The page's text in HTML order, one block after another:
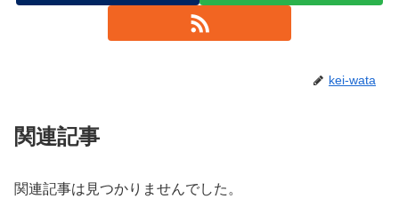
kei-wata
関連記事
関連記事は見つかりませんでした。